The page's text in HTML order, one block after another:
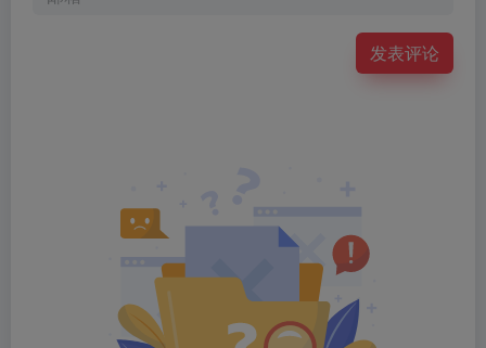
发表评论